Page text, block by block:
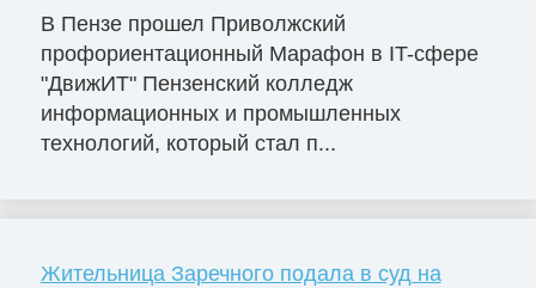
В Пензе прошел Приволжский
профориентационный Марафон в IT-сфере
"ДвижИТ" Пензенский колледж
информационных и промышленных
технологий, который стал п...
Жительница Заречного подала в суд на